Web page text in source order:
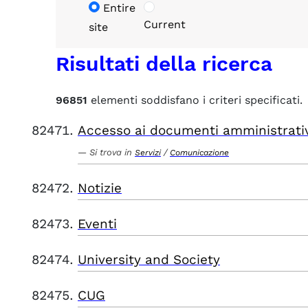
Entire
site
Current
Risultati della ricerca
96851 elementi soddisfano i criteri specificati.
Accesso ai documenti
Si trova in Servizi / Comunicazione
Notizie
Eventi
University and Society
CUG